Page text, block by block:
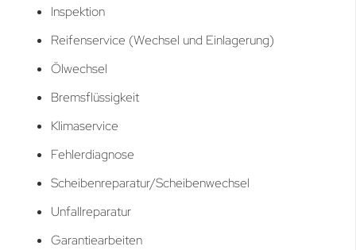
Inspektion
Reifenservice (Wechsel und Einlagerung)
Ölwechsel
Bremsflüssigkeit
Klimaservice
Fehlerdiagnose
Scheibenreparatur/Scheibenwechsel
Unfallreparatur
Garantiearbeiten